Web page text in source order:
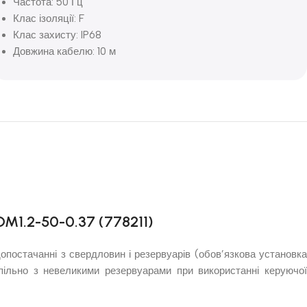
Клас ізоляції: F
Клас захисту: IP68
Довжина кабелю: 10 м
50-0.37 (778211)
з свердловин і резервуарів (обов’язкова установка
з невеликими резервуарами при використанні керуючої